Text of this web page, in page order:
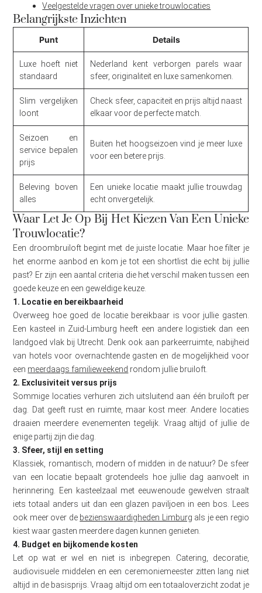
Veelgestelde vragen over unieke trouwlocaties
Belangrijkste Inzichten
Punt Details
Luxe hoeft niet
standaard
Nederland kent verborgen parels waar
sfeer, originaliteit en luxe samenkomen.
Slim vergelijken
loont
Check sfeer, capaciteit en prijs altijd naast
elkaar voor de perfecte match.
Seizoen en
service bepalen
prijs
Buiten het hoogseizoen vind je meer luxe
voor een betere prijs.
Beleving boven
alles
Een unieke locatie maakt jullie trouwdag
echt onvergetelijk.
Waar Let Je Op Bij Het Kiezen Van Een Unieke
Trouwlocatie?
Een droombruiloft begint met de juiste locatie. Maar hoe filter je
het enorme aanbod en kom je tot een shortlist die echt bij jullie
past? Er zijn een aantal criteria die het verschil maken tussen een
goede keuze en een geweldige keuze.
1. Locatie en bereikbaarheid
Overweeg hoe goed de locatie bereikbaar is voor jullie gasten.
Een kasteel in Zuid-Limburg heeft een andere logistiek dan een
landgoed vlak bij Utrecht. Denk ook aan parkeerruimte, nabijheid
van hotels voor overnachtende gasten en de mogelijkheid voor
een meerdaags familieweekend rondom jullie bruiloft.
2. Exclusiviteit versus prijs
Sommige locaties verhuren zich uitsluitend aan één bruiloft per
dag. Dat geeft rust en ruimte, maar kost meer. Andere locaties
draaien meerdere evenementen tegelijk. Vraag altijd of jullie de
enige partij zijn die dag.
3. Sfeer, stijl en setting
Klassiek, romantisch, modern of midden in de natuur? De sfeer
van een locatie bepaalt grotendeels hoe jullie dag aanvoelt in
herinnering. Een kasteelzaal met eeuwenoude gewelven straalt
iets totaal anders uit dan een glazen paviljoen in een bos. Lees
ook meer over de bezienswaardigheden Limburg als je een regio
kiest waar gasten meerdere dagen kunnen genieten.
4. Budget en bijkomende kosten
Let op wat er wel en niet is inbegrepen. Catering, decoratie,
audiovisuele middelen en een ceremoniemeester zitten lang niet
altijd in de basisprijs. Vraag altijd om een totaaloverzicht zodat je